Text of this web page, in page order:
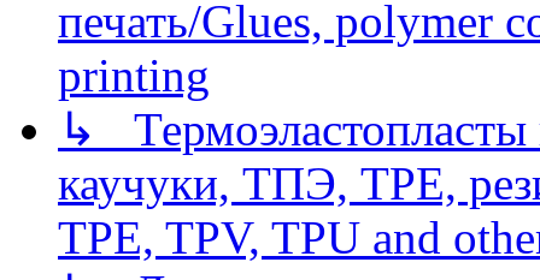
печать/Glues, polymer
printing
↳
каучуки, ТПЭ, TPE,
TPE, TPV, TPU and